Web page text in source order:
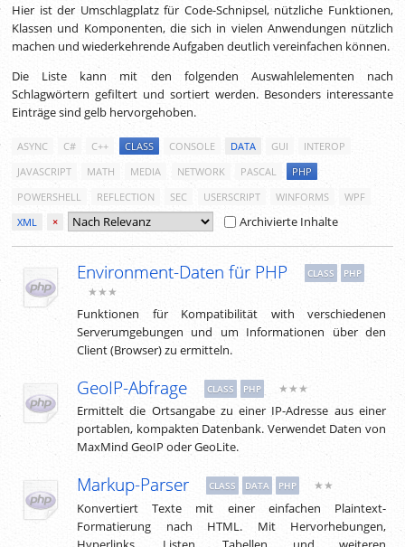
Hier ist der Umschlagplatz für Code-Schnipsel, nützliche Funktionen,
Klassen und Komponenten, die sich in vielen Anwendungen nützlich
machen und wiederkehrende Aufgaben deutlich vereinfachen können.
Die Liste kann mit den folgenden Auswahlelementen nach
Schlagwörtern gefiltert und sortiert werden. Besonders interessante
Einträge sind gelb hervorgehoben.
ASYNC C# C++ CLASS CONSOLE DATA GUI
INTEROP
JAVASCRIPT
MATH MEDIA NETWORK PASCAL
PHP
POWERSHELL
REFLECTION SEC USERSCRIPT WINFORMS
WPF
XML
× Archivierte Inhalte
Environment-Daten für PHP CLASS PHP
★★★
Funktionen für Kompatibilität with verschiedenen
Serverumgebungen und um Informationen über den
Client (Browser) zu ermitteln.
GeoIP-Abfrage CLASS PHP ★★★
Ermittelt die Ortsangabe zu einer IP-Adresse aus einer
portablen, kompakten Datenbank. Verwendet Daten von
MaxMind GeoIP oder GeoLite.
Markup-Parser CLASS DATA PHP ★★
Konvertiert Texte mit einer einfachen Plaintext-
Formatierung nach HTML. Mit Hervorhebungen,